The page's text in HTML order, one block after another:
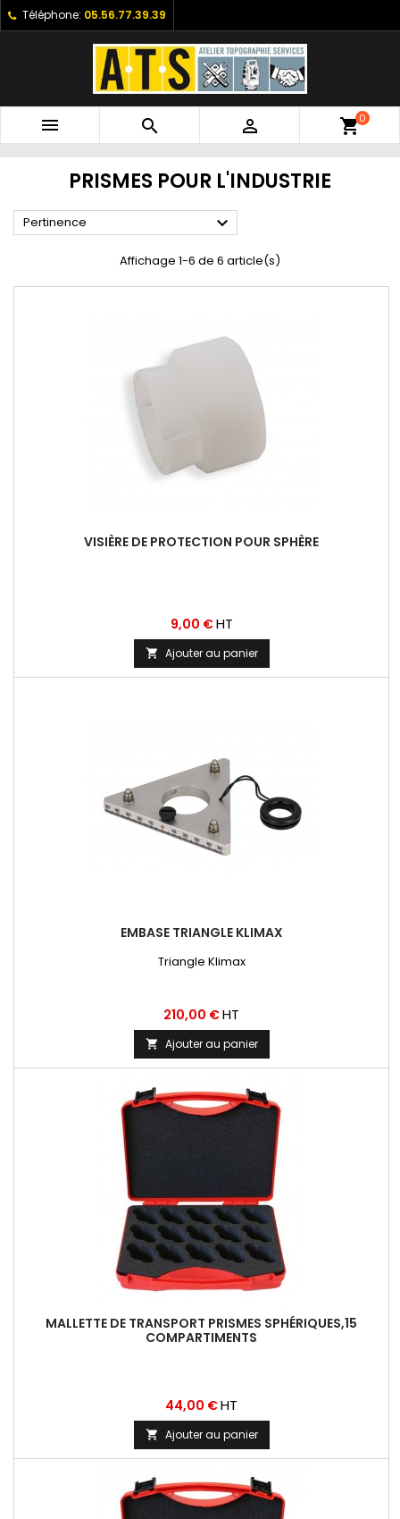
Téléphone: 05.56.77.39.39
   shopping_cart0
PRISMES POUR L'INDUSTRIE
Pertinence 
Affichage 1-6 de 6 article(s)
VISIÈRE DE PROTECTION POUR SPHÈRE
Prix
9,00 €HT
 Ajouter au panier
EMBASE TRIANGLE KLIMAX
Triangle Klimax
Prix
210,00 €HT
 Ajouter au panier
MALLETTE DE TRANSPORT PRISMES SPHÉRIQUES,15
COMPARTIMENTS
Prix
44,00 €HT
 Ajouter au panier